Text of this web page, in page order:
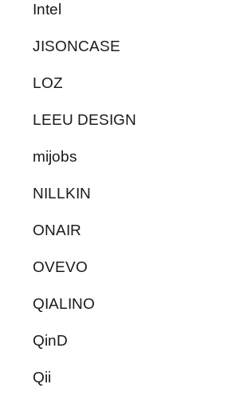
Intel
JISONCASE
LOZ
LEEU DESIGN
mijobs
NILLKIN
ONAIR
OVEVO
QIALINO
QinD
Qii